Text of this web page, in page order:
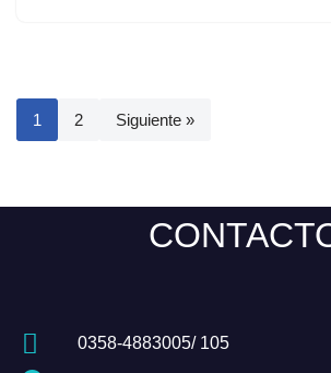
1 2 Siguiente »
0358-4883005/ 105